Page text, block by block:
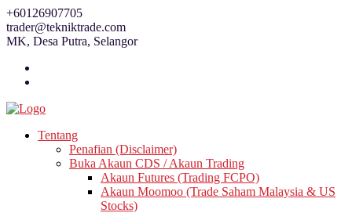
Skip
to
content
+60126907705
trader@tekniktrade.com
MK, Desa Putra, Selangor
Tentang
Penafian (Disclaimer)
Buka Akaun CDS / Akaun Trading
Akaun Futures (Trading FCPO)
Akaun Moomoo (Trade Saham Malaysia & US
Stocks)